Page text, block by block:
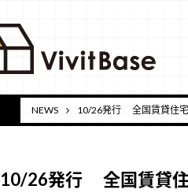
NEWS 10/26発行 全国賃貸住宅
10/26発行 全国賃貸住